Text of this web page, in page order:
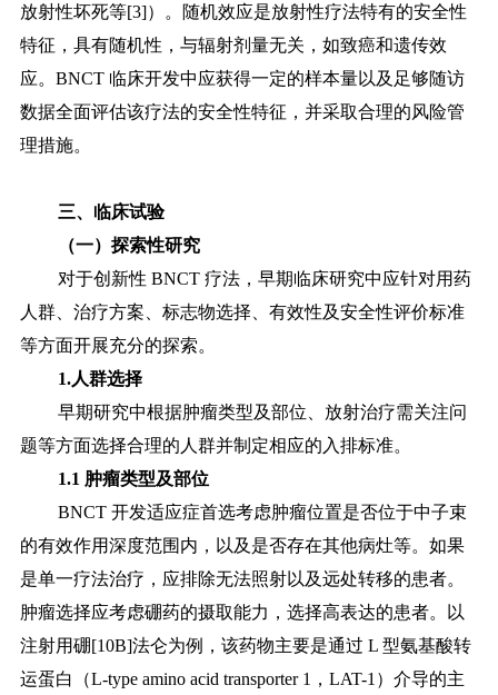
放射性坏死等[3]）。随机效应是放射性疗法特有的安全性
特征，具有随机性，与辐射剂量无关， 如致癌和遗传效
应。 BNCT 临床开发中应获得一定的样本量以及足够随访
数据全面评估该疗法的安全性特征，并采取合理的风险管
理措施。
三、临床试验
（一）探索性研究
对于创新性 BNCT 疗法，早期临床研究中应针对用药
人群、治疗方案、标志物选择、有效性及安全性评价标准
等方面开展充分的探索。
1.人群选择
早期研究中根据肿瘤类型及部位、放射治疗需关注问
题等方面选择合理的人群并制定相应的入排标准。
1.1 肿瘤类型及部位
BNCT 开发适应症首选考虑肿瘤位置是否位于中子束
的有效作用深度范围内，以及是否存在其他病灶等。如果
是单一疗法治疗，应排除无法照射以及远处转移的患者。
肿瘤选择应考虑硼药的摄取能力，选择高表达的患者。以
注射用硼[10B]法仑为例，该药物主要是通过 L 型氨基酸转
运蛋白（L-type amino acid transporter 1，LAT-1）介导的主